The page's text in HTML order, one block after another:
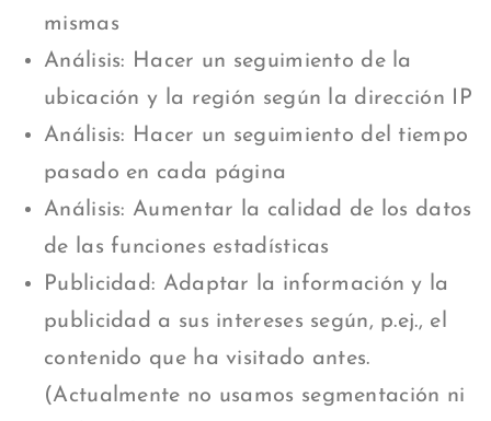
mismas
Análisis: Hacer un seguimiento de la
ubicación y la región según la dirección IP
Análisis: Hacer un seguimiento del tiempo
pasado en cada página
Análisis: Aumentar la calidad de los datos
de las funciones estadísticas
Publicidad: Adaptar la información y la
publicidad a sus intereses según, p.ej., el
contenido que ha visitado antes.
(Actualmente no usamos segmentación ni